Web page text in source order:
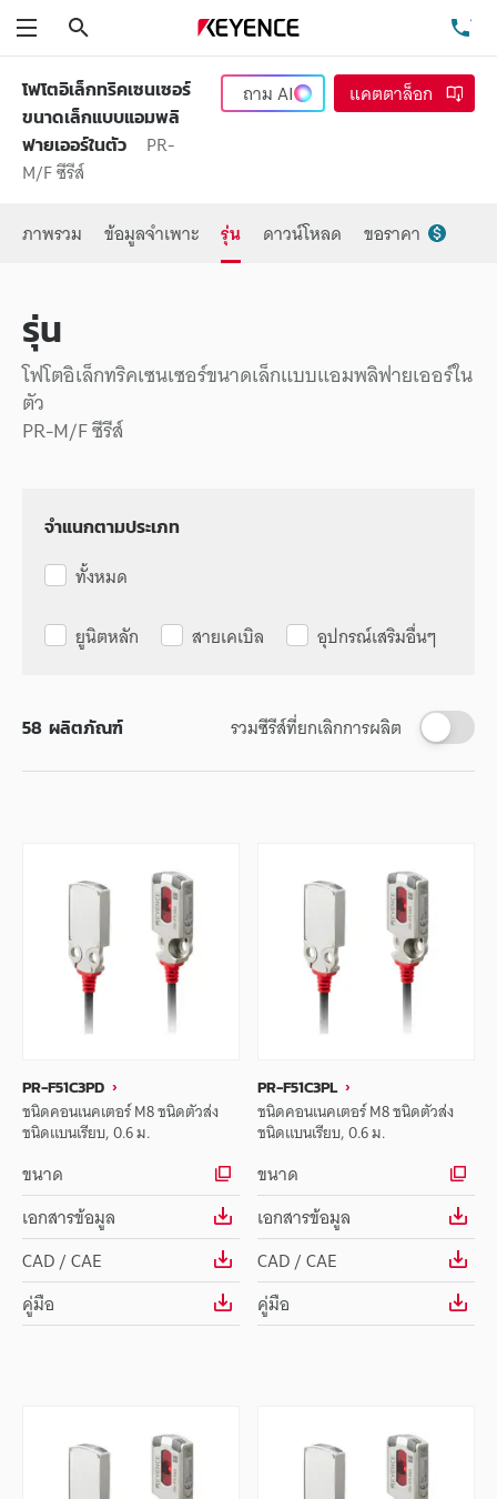
โฟโตอิเล็กทริคเซนเซอร์
ขนาดเล็กแบบแอมพลิ
ฟายเออร์ในตัว
PR-
M/F ซีรีส์
ถามAI แคตตาล็อก
ภาพรวม ข้อมูลจำเพาะ รุ่น ดาวน์โหลด ขอราคา
รุ่น
โฟโตอิเล็กทริคเซนเซอร์ขนาดเล็กแบบแอมพลิฟายเออร์ใน
ตัว
PR-M/F ซีรีส์
จำแนกตามประเภท
ทั้งหมด
ยูนิตหลัก
สายเคเบิล อุปกรณ์เสริมอื่นๆ
รวมซีรีส์ที่ยกเลิกการผลิต
58 ผลิตภัณฑ์
PR-F51C3PD
ชนิดคอนเนคเตอร์ M8 ชนิดตัวส่ง
ชนิดแบนเรียบ, 0.6 ม.
ขนาด
เอกสารข้อมูล
CAD / CAE
คู่มือ
PR-F51C3PL
ชนิดคอนเนคเตอร์ M8 ชนิดตัวส่ง
ชนิดแบนเรียบ, 0.6 ม.
ขนาด
เอกสารข้อมูล
CAD / CAE
คู่มือ